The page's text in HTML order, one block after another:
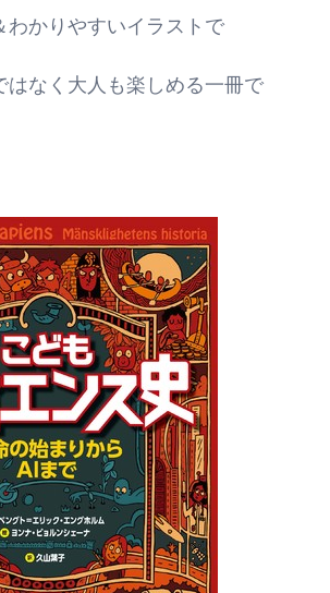
わかりやすいイラストで
はなく大人も楽しめる一冊で